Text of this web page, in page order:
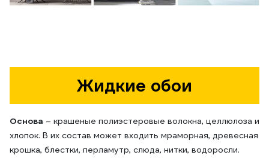
Жидкие обои
Основа – крашеные полиэстеровые волокна, целлюлоза и
хлопок. В их состав может входить мраморная, древесная
крошка, блестки, перламутр, слюда, нитки, водоросли.